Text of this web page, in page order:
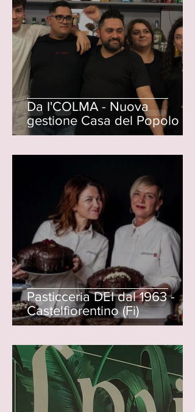
Da I'COLMA - Nuova
gestione Casa del Popolo di
Castelnuovo d'Elsa (Fi)
Pasticceria DEI dal 1963 -
Castelfiorentino (Fi)